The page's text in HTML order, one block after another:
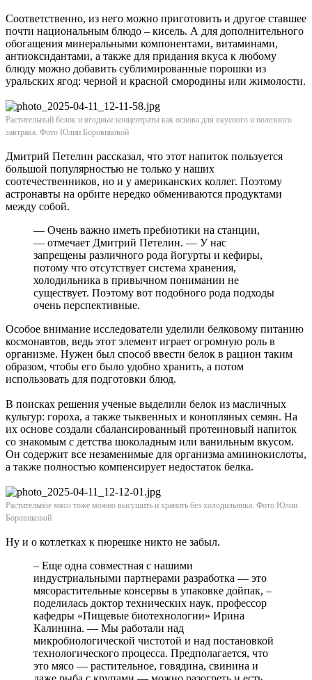
Соответственно, из него можно приготовить и другое ставшее
почти национальным блюдо – кисель. А для дополнительного
обогащения минеральными компонентами, витаминами,
антиоксидантами, а также для придания вкуса к любому
блюду можно добавить сублимированные порошки из
уральских ягод: черной и красной смородины или жимолости.
Растительный белок и ягодные концентраты как основа для вкусного и полезного
завтрака. Фото Юлии Боровиковой
Дмитрий Петелин рассказал, что этот напиток пользуется
большой популярностью не только у наших
соотечественников, но и у американских коллег. Поэтому
астронавты на орбите нередко обмениваются продуктами
между собой.
— Очень важно иметь пребиотики на станции,
— отмечает Дмитрий Петелин. — У нас
запрещены различного рода йогурты и кефиры,
потому что отсутствует система хранения,
холодильника в привычном понимании не
существует. Поэтому вот подобного рода подходы
очень перспективные.
Особое внимание исследователи уделили белковому питанию
космонавтов, ведь этот элемент играет огромную роль в
организме. Нужен был способ ввести белок в рацион таким
образом, чтобы его было удобно хранить, а потом
использовать для подготовки блюд.
В поисках решения ученые выделили белок из масличных
культур: гороха, а также тыквенных и конопляных семян. На
их основе создали сбалансированный протеиновый напиток
со знакомым с детства шоколадным или ванильным вкусом.
Он содержит все незаменимые для организма амиинокислоты,
а также полностью компенсирует недостаток белка.
Растительное мясо тоже можно высушить и хранить без холодильника. Фото Юлии
Боровиковой
Ну и о котлетках к пюрешке никто не забыл.
– Еще одна совместная с нашими
индустриальными партнерами разработка — это
мясорастительные консервы в упаковке дойпак, –
поделилась доктор технических наук, профессор
кафедры «Пищевые биотехнологии» Ирина
Калинина. — Мы работали над
микробиологической чистотой и над постановкой
технологического процесса. Предполагается, что
это мясо — растительное, говядина, свинина и